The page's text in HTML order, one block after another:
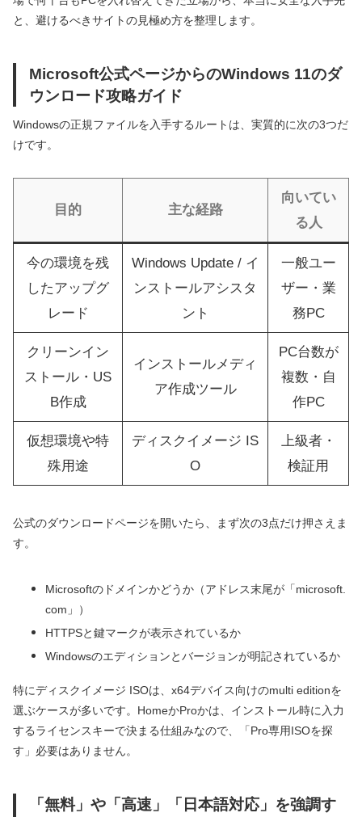
と、避けるべきサイトの見極め方を整理します。
Microsoft公式ページからのWindows 11のダ
ウンロード攻略ガイド
Windowsの正規ファイルを入手するルートは、実質的に次の3つだ
けです。
目的 主な経路
向いてい
る人
今の環境を残
したアップグ
レード
Windows Update / イ
ンストールアシスタ
ント
一般ユー
ザー・業
務PC
クリーンイン
ストール・US
B作成
インストールメディ
ア作成ツール
PC台数が
複数・自
作PC
仮想環境や特
殊用途
ディスクイメージ IS
O
上級者・
検証用
公式のダウンロードページを開いたら、まず次の3点だけ押さえま
す。
Microsoftのドメインかどうか（アドレス末尾が「microsoft.
com」）
HTTPSと鍵マークが表示されているか
Windowsのエディションとバージョンが明記されているか
特にディスクイメージ ISOは、x64デバイス向けのmulti editionを
選ぶケースが多いです。HomeかProかは、インストール時に入力
するライセンスキーで決まる仕組みなので、「Pro専用ISOを探
す」必要はありません。
「無料」や「高速」「日本語対応」を強調す